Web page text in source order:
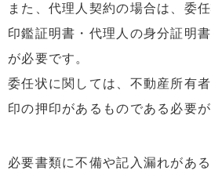
また、代理人契約の場合は、委
印鑑証明書・代理人の身分証明
が必要です。
委任状に関しては、不動産所有
印の押印があるものである必要が
必要書類に不備や記入漏れがあ